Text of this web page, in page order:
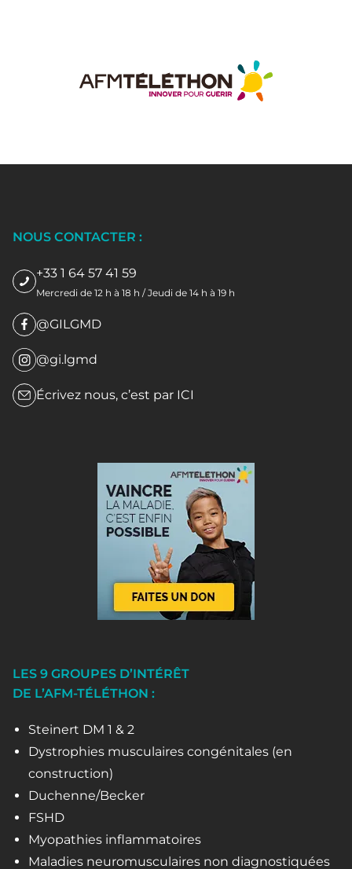
NOUS CONTACTER :
+33 1 64 57 41 59
Mercredi de 12 h à 18 h / Jeudi de 14 h à 19 h
@GILGMD
@gi.lgmd
Écrivez nous, c’est par ICI
LES 9 GROUPES D’INTÉRÊT
DE L’AFM-TÉLÉTHON :
Steinert DM 1 & 2
Dystrophies musculaires congénitales (en
construction)
Duchenne/Becker
FSHD
Myopathies inflammatoires
Maladies neuromusculaires non diagnostiquées